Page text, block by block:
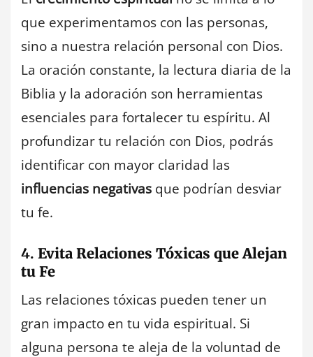
que experimentamos con las personas,
sino a nuestra relación personal con Dios.
La oración constante, la lectura diaria de la
Biblia y la adoración son herramientas
esenciales para fortalecer tu espíritu. Al
profundizar tu relación con Dios, podrás
identificar con mayor claridad las
influencias negativas que podrían desviar
tu fe.
4. Evita Relaciones Tóxicas que Alejan
tu Fe
Las relaciones tóxicas pueden tener un
gran impacto en tu vida espiritual. Si
alguna persona te aleja de la voluntad de